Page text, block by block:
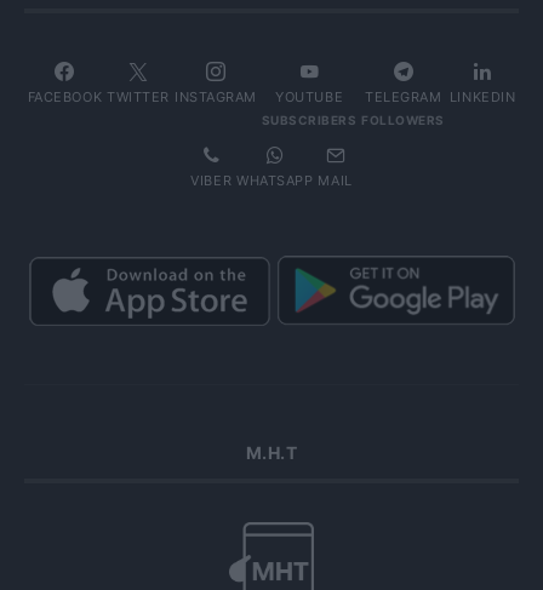
FACEBOOK TWITTER INSTAGRAM YOUTUBE
SUBSCRIBERS
TELEGRAM
FOLLOWERS
LINKEDIN
VIBER WHATSAPP MAIL
Μ.Η.Τ